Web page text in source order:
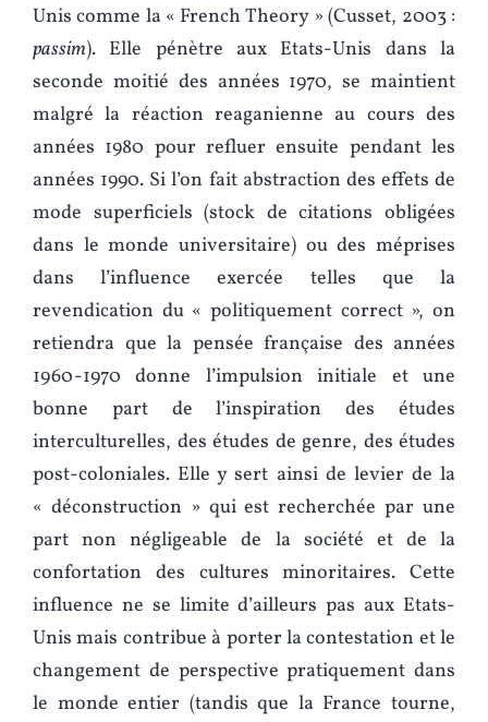
Unis comme la « French Theory » (Cusset, 2003 :
passim). Elle pénètre aux Etats-Unis dans la
seconde moitié des années 1970, se maintient
malgré la réaction reaganienne au cours des
années 1980 pour refluer ensuite pendant les
années 1990. Si l’on fait abstraction des effets de
mode superficiels (stock de citations obligées
dans le monde universitaire) ou des méprises
dans l’influence exercée telles que la
revendication du « politiquement correct », on
retiendra que la pensée française des années
1960-1970 donne l’impulsion initiale et une
bonne part de l’inspiration des études
interculturelles, des études de genre, des études
post-coloniales. Elle y sert ainsi de levier de la
« déconstruction » qui est recherchée par une
part non négligeable de la société et de la
confortation des cultures minoritaires. Cette
influence ne se limite d’ailleurs pas aux Etats-
Unis mais contribue à porter la contestation et le
changement de perspective pratiquement dans
le monde entier (tandis que la France tourne,